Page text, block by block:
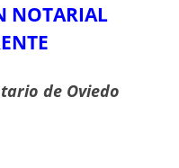
NOTARIAL
de Oviedo